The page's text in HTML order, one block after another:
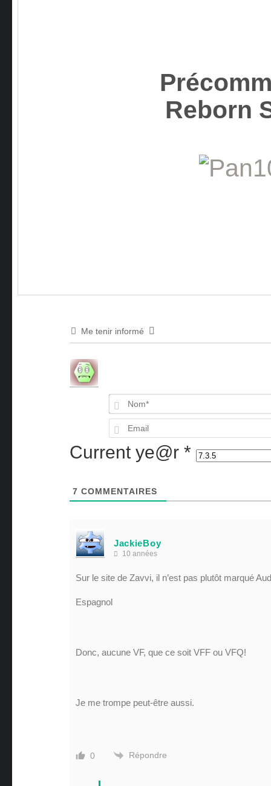
Reborn
Me tenir informé
Current ye@r *
7 COMMENTAIRES
JackieBoy
10 années
Sur le site de Zavvi, il n’est pas plutôt marqué
Espagnol
Donc, aucune VF, que ce soit VFF ou VFQ!
Je me trompe peut-être aussi.
0 Répondre